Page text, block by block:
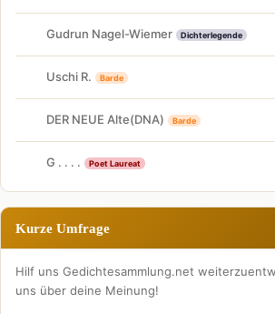
Gudrun Nagel-Wiemer Dichterlegende
Uschi R. Barde
DER NEUE Alte(DNA) Barde
G . . . . Poet Laureat
Kurze Umfrage
Hilf uns Gedichtesammlung.net
uns über deine Meinung!